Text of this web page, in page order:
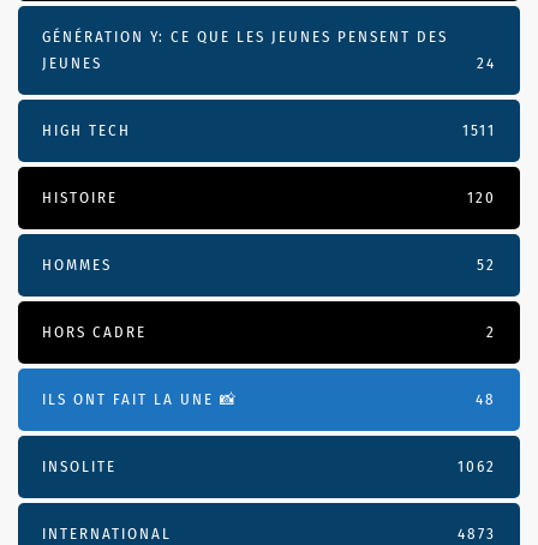
GÉNÉRATION Y: CE QUE LES JEUNES PENSENT DES
JEUNES
24
HIGH TECH 1511
HISTOIRE 120
HOMMES 52
HORS CADRE 2
ILS ONT FAIT LA UNE 📸 48
INSOLITE 1062
INTERNATIONAL 4873